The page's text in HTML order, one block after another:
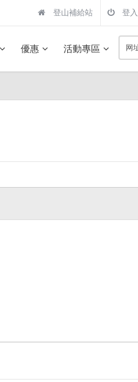
登山補給站 登入
優惠 活動專區